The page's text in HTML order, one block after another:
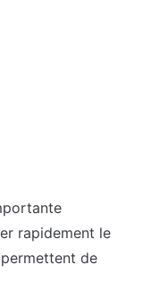
rapidement le
de